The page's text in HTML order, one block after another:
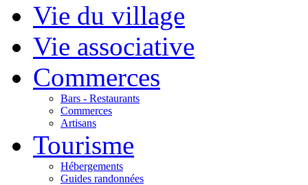
Vie du village
Vie associative
Commerces
Bars - Restaurants
Commerces
Artisans
Tourisme
Hébergements
Guides randonnées